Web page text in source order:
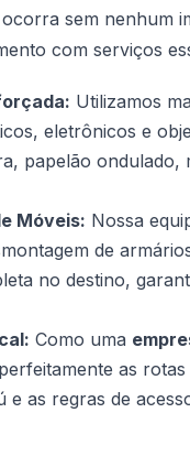
sem nenhum
com serviços
Utilizamos
eletrônicos e
papelão ondulado,
Móveis: Nossa
de
no destino,
Como uma
as
e as regras de